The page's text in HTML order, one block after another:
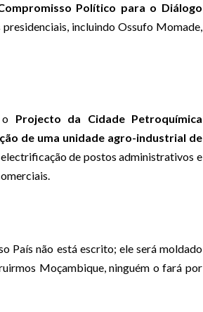
Político para o Diálogo
incluindo Ossufo Momade,
Projecto da Cidade Petroquímica
de uma unidade agro-industrial de
de postos administrativos e
País não está escrito; ele será moldado
Moçambique, ninguém o fará por